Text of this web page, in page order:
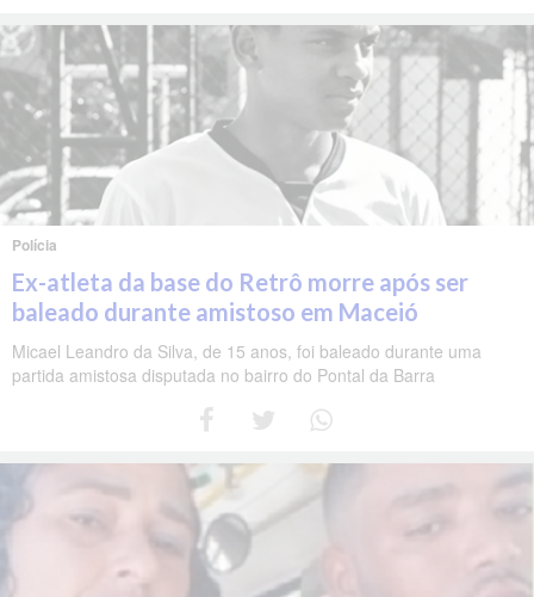
Polícia
Ex-atleta da base do Retrô morre após ser
baleado durante amistoso em Maceió
Micael Leandro da Silva, de 15 anos, foi baleado durante uma
partida amistosa disputada no bairro do Pontal da Barra